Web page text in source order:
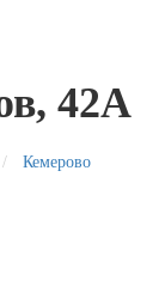
42А
Кемерово